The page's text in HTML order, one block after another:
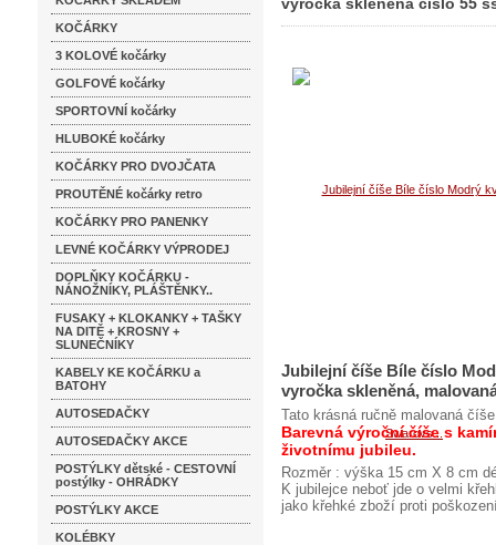
KOČÁRKY
3 KOLOVÉ kočárky
GOLFOVÉ kočárky
SPORTOVNÍ kočárky
HLUBOKÉ kočárky
KOČÁRKY PRO DVOJČATA
PROUTĚNÉ kočárky retro
KOČÁRKY PRO PANENKY
LEVNÉ KOČÁRKY VÝPRODEJ
DOPLŇKY KOČÁRKU -
NÁNOŽNÍKY, PLÁŠTĚNKY..
FUSAKY + KLOKANKY + TAŠKY
NA DITĚ + KROSNY +
SLUNEČNÍKY
KABELY KE KOČÁRKU a
BATOHY
AUTOSEDAČKY
AUTOSEDAČKY AKCE
POSTÝLKY dětské - CESTOVNÍ
postýlky - OHRÁDKY
POSTÝLKY AKCE
KOLÉBKY
skleněná číslo 55 ss25
Jubilejní číše Bíle číslo
vyročka skleněná,
Tato krásná ručně malovaná
Barevná výroční číše s
životnímu jubileu.
Rozměr : výška 15 cm X 8 cm
K jubilejce neboť jde o velmi
jako křehké zboží proti